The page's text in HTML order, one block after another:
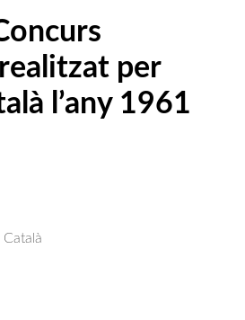
per
l’any 1961